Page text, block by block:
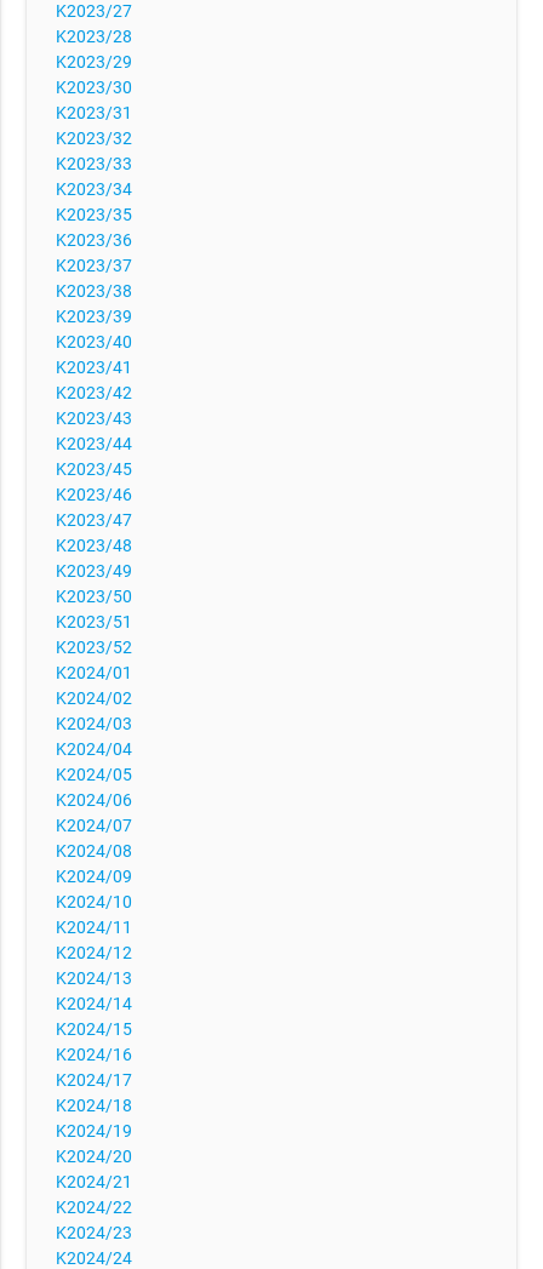
K2023/27
K2023/28
K2023/29
K2023/30
K2023/31
K2023/32
K2023/33
K2023/34
K2023/35
K2023/36
K2023/37
K2023/38
K2023/39
K2023/40
K2023/41
K2023/42
K2023/43
K2023/44
K2023/45
K2023/46
K2023/47
K2023/48
K2023/49
K2023/50
K2023/51
K2023/52
K2024/01
K2024/02
K2024/03
K2024/04
K2024/05
K2024/06
K2024/07
K2024/08
K2024/09
K2024/10
K2024/11
K2024/12
K2024/13
K2024/14
K2024/15
K2024/16
K2024/17
K2024/18
K2024/19
K2024/20
K2024/21
K2024/22
K2024/23
K2024/24